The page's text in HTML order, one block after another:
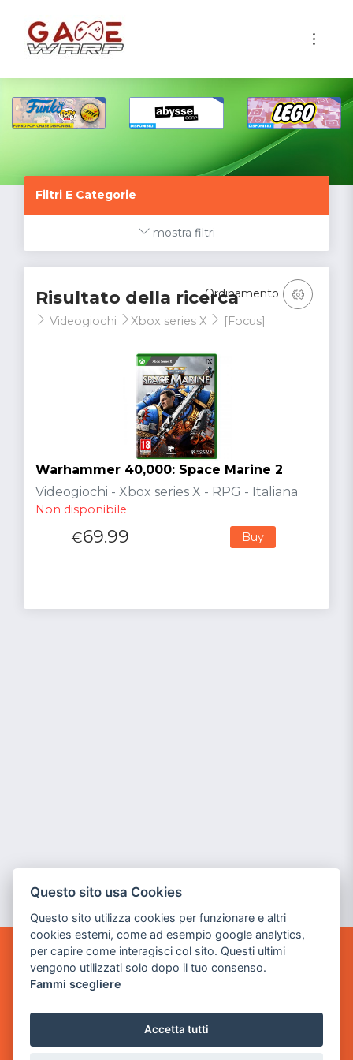
Filtri E Categorie
mostra filtri
Risultato della ricerca
Videogiochi Xbox series X [Focus]
Ordinamento
Warhammer 40,000: Space Marine 2
Videogiochi - Xbox series X - RPG - Italiana
Non disponibile
€69.99 Buy
GAME WARP
BY POWER GAME SRL
Sede Legale
via Villaggio dei Platani, 3
- 25014 Castenedolo, Brescia
Questo sito usa Cookies
Questo sito utilizza cookies per funzionare e altri
cookies esterni, come ad esempio google analytics,
per capire come interagisci col sito. Questi ultimi
vengono utilizzati solo dopo il tuo consenso.
Fammi scegliere
Accetta tutti